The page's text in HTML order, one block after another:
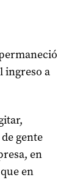
ingreso a
gente
en
en